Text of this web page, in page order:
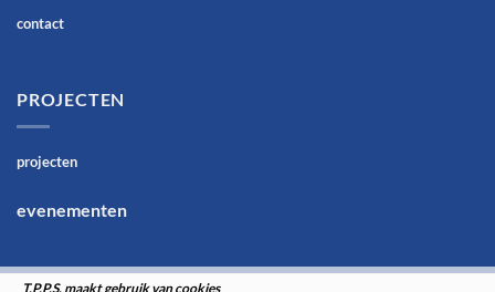
contact
PROJECTEN
projecten
evenementen
T.P.P.S. maakt gebruik van cookies